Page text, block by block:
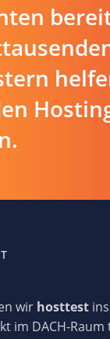
wir hosttest
im DACH-